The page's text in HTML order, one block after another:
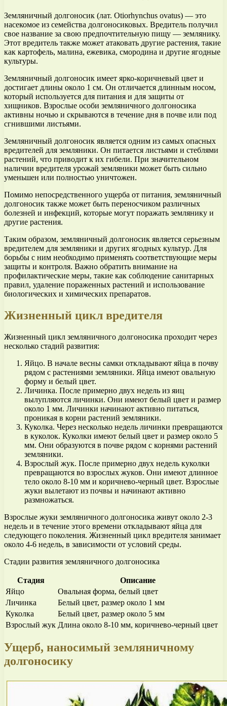
Земляничный долгоносик (лат. Otiorhynchus ovatus) — это
насекомое из семейства долгоносиковых. Вредитель получил
свое название за свою предпочтительную пищу — землянику.
Этот вредитель также может атаковать другие растения, такие
как картофель, малина, ежевика, смородина и другие ягодные
культуры.
Земляничный долгоносик имеет ярко-коричневый цвет и
достигает длины около 1 см. Он отличается длинным носом,
который используется для питания и для защиты от
хищников. Взрослые особи земляничного долгоносика
активны ночью и скрываются в течение дня в почве или под
сгнившими листьями.
Земляничный долгоносик является одним из самых опасных
вредителей для земляники. Он питается листьями и стеблями
растений, что приводит к их гибели. При значительном
наличии вредителя урожай земляники может быть сильно
уменьшен или полностью уничтожен.
Помимо непосредственного ущерба от питания, земляничный
долгоносик также может быть переносчиком различных
болезней и инфекций, которые могут поражать землянику и
другие растения.
Таким образом, земляничный долгоносик является серьезным
вредителем для земляники и других ягодных культур. Для
борьбы с ним необходимо применять соответствующие меры
защиты и контроля. Важно обратить внимание на
профилактические меры, такие как соблюдение санитарных
правил, удаление пораженных растений и использование
биологических и химических препаратов.
Жизненный цикл вредителя
Жизненный цикл земляничного долгоносика проходит через
несколько стадий развития:
Яйцо. В начале весны самки откладывают яйца в почву
рядом с растениями земляники. Яйца имеют овальную
форму и белый цвет.
Личинка. После примерно двух недель из яиц
вылупляются личинки. Они имеют белый цвет и размер
около 1 мм. Личинки начинают активно питаться,
проникая в корни растений земляники.
Куколка. Через несколько недель личинки превращаются
в куколок. Куколки имеют белый цвет и размер около 5
мм. Они образуются в почве рядом с корнями растений
земляники.
Взрослый жук. После примерно двух недель куколки
превращаются во взрослых жуков. Они имеют длинное
тело около 8-10 мм и коричнево-черный цвет. Взрослые
жуки вылетают из почвы и начинают активно
размножаться.
Взрослые жуки земляничного долгоносика живут около 2-3
недель и в течение этого времени откладывают яйца для
следующего поколения. Жизненный цикл вредителя занимает
около 4-6 недель, в зависимости от условий среды.
Стадии развития земляничного долгоносика
Стадия
Описание
Яйцо
Овальная форма, белый цвет
Личинка
Белый цвет, размер около 1 мм
Куколка
Белый цвет, размер около 5 мм
Взрослый жук Длина около 8-10 мм, коричнево-черный цвет
Ущерб, наносимый земляничному
долгоносику